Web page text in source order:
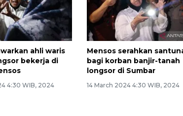
ahli waris
bekerja di
4:30 WIB, 2024
Mensos serahkan
bagi korban banjir-tanah
longsor di Sumbar
14 March 2024 4:30 WIB, 2024